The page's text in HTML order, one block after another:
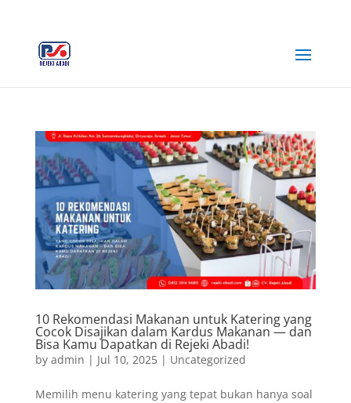
10 Rekomendasi Makanan untuk Katering yang
Cocok Disajikan dalam Kardus Makanan — dan
Bisa Kamu Dapatkan di Rejeki Abadi!
by admin | Jul 10, 2025| Uncategorized
Memilih menu katering yang tepat bukan hanya soal